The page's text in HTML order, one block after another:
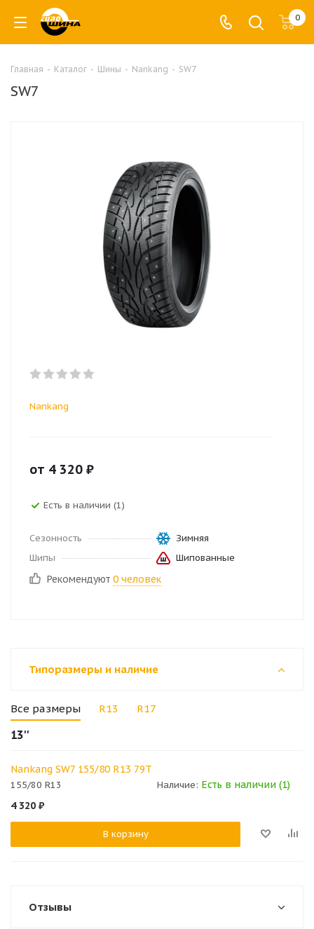
0
Главная - Каталог - Шины - Nankang - SW7
SW7
Nankang
от 4 320 ₽
Есть в наличии (1)
Сезонность
Зимняя
Шипы
Шипованные
Рекомендуют 0 человек
Типоразмеры и наличие
Все размеры R13 R17
13''
Nankang SW7 155/80 R13 79T
155/80 R13 Наличие: Есть в наличии (1)
4 320 ₽
В корзину
Отзывы